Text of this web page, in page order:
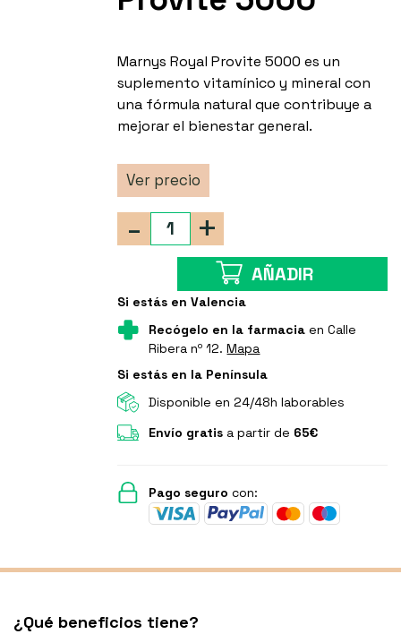
Marnys Royal Provite 5000 es un
suplemento vitamínico y mineral con
una fórmula natural que contribuye a
mejorar el bienestar general.
Ver precio
+
-
AÑADIR
Si estás en Valencia
Recógelo en la farmacia en Calle
Ribera nº 12.Mapa
Si estás en la Península
Disponible en 24/48h laborables
Envío gratis a partir de 65€
Pago seguro con:
¿Qué beneficios tiene?